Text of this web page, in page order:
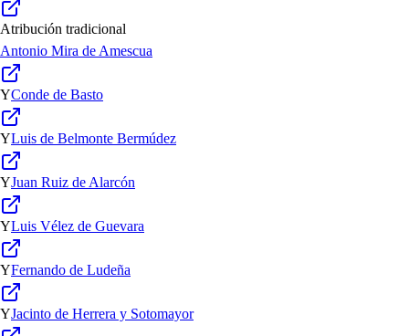
Atribución tradicional
Antonio Mira de Amescua
YConde de Basto
YLuis de Belmonte Bermúdez
YJuan Ruiz de Alarcón
YLuis Vélez de Guevara
YFernando de Ludeña
YJacinto de Herrera y Sotomayor